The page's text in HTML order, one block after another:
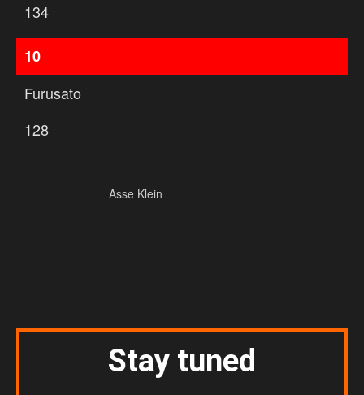
134
10
Furusato
128
Asse Klein
Stay tuned